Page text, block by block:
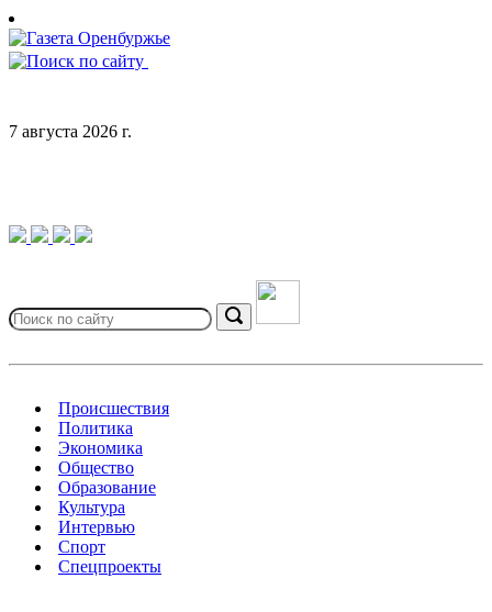
Skip
to
content
7 августа 2026 г.
for:
Search
Происшествия
Политика
Экономика
Общество
Образование
Культура
Интервью
Спорт
Спецпроекты